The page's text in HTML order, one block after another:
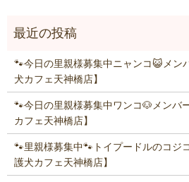
🐾今日の里親様募集中ニャンコ😺メン
犬カフェ天神橋店】
🐾今日の里親様募集中ワンコ🐶メンバ
カフェ天神橋店】
🐾里親様募集中🐾トイプードルのコジ
護犬カフェ天神橋店】